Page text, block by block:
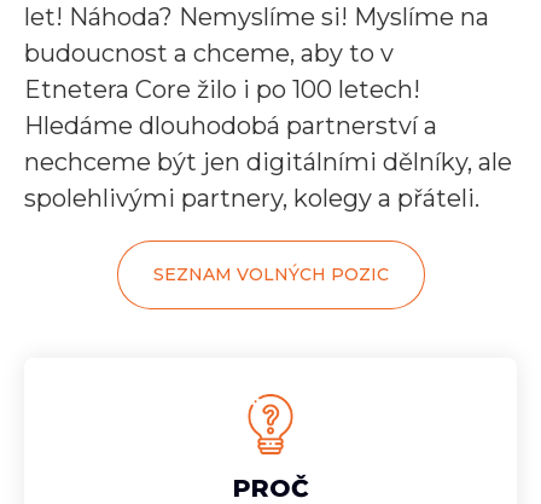
let! Náhoda? Nemyslíme si! Myslíme na
budoucnost a chceme, aby to v
Etnetera Core žilo i po 100 letech!
Hledáme dlouhodobá partnerství a
nechceme být jen digitálními dělníky, ale
spolehlivými partnery, kolegy a přáteli.
SEZNAM VOLNÝCH POZIC
PROČ